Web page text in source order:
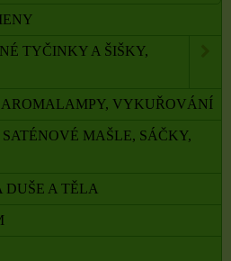
TYČINKY A ŠIŠKY,
VYKUŘOVÁNÍ
MAŠLE, SÁČKY,
A TĚLA